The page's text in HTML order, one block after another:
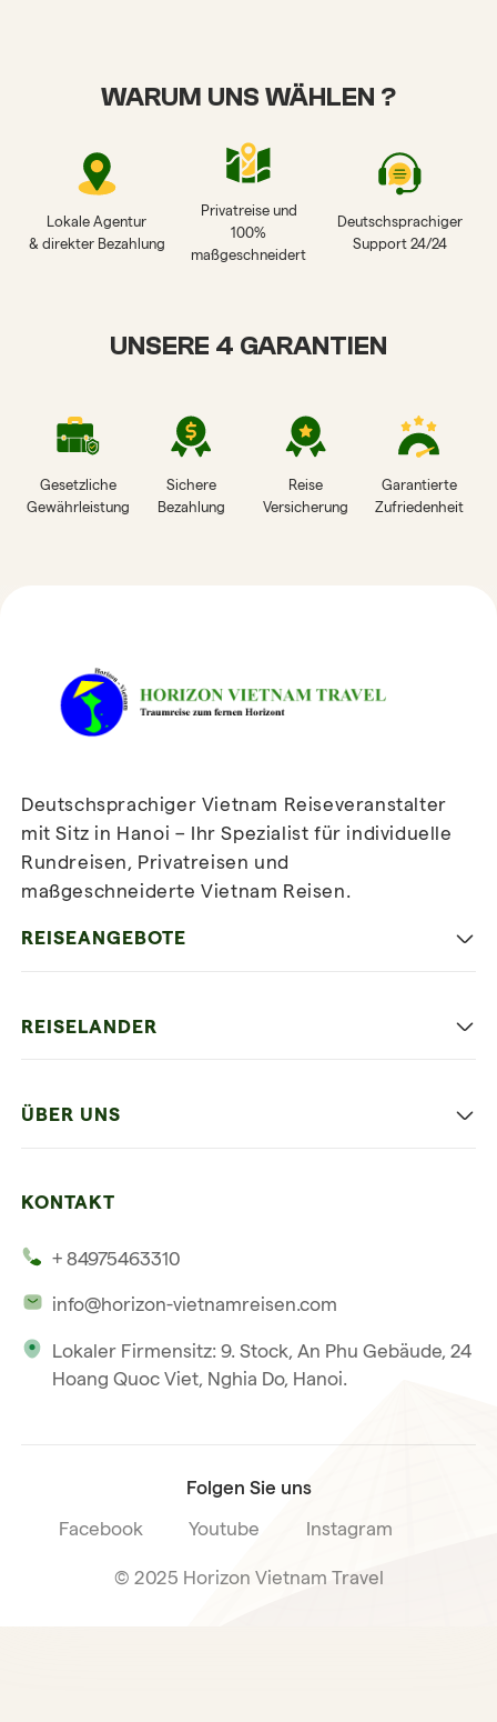
WARUM UNS WÄHLEN ?
Lokale Agentur
& direkter Bezahlung
Privatreise und
100%
maßgeschneidert
Deutschsprachiger
Support 24/24
UNSERE 4 GARANTIEN
Gesetzliche
Gewährleistung
Sichere
Bezahlung
Reise
Versicherung
Garantierte
Zufriedenheit
Newsletterabonnieren
Deutschsprachiger Vietnam Reiseveranstalter
mit Sitz in Hanoi – Ihr Spezialist für individuelle
Rundreisen, Privatreisen und
maßgeschneiderte Vietnam Reisen.
REISEANGEBOTE
Die Beste Reise
Mehrere Länder
REISELANDER
ÜBER UNS
Unsere internationale Tourismuslizenz
KONTAKT
+ 84975463310
info@horizon-vietnamreisen.com
Lokaler Firmensitz: 9. Stock, An Phu Gebäude, 24
Hoang Quoc Viet, Nghia Do, Hanoi.
Folgen Sie uns
Facebook Youtube Instagram
© 2025 Horizon Vietnam Travel